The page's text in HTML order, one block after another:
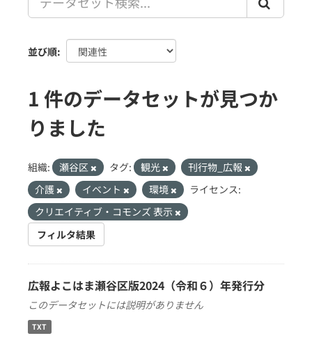
並び順
1 件のデータセットが見つか
りました
組織: 瀬谷区 タグ: 観光
刊行物_広報
介護
イベント 環境
ライセンス:
クリエイティブ・コモンズ 表示
フィルタ結果
広報よこはま瀬谷区版2024（令和６）年発行分
このデータセットには説明がありません
TXT